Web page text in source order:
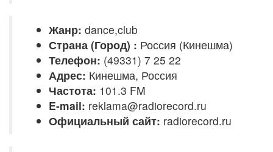
Жанр: dance,club
Страна (Город) : Россия (Кинешма)
Телефон: (49331) 7 25 22
Адрес: Кинешма, Россия
Частота: 101.3 FM
E-mail: reklama@radiorecord.ru
Официальный сайт: radiorecord.ru